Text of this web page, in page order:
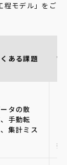
程モデル」をご
ある課題
タの散
手動転
集計ミス
携